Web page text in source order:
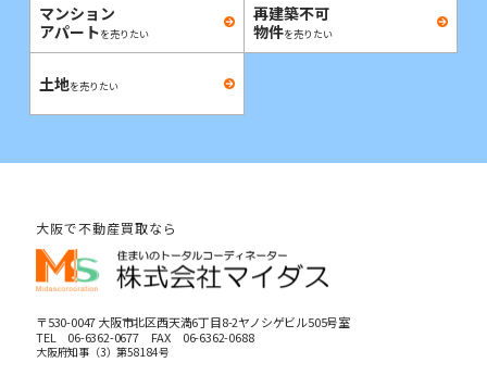
マンション
アパートを売りたい
再建築不可
物件を売りたい
土地を売りたい
大阪で不動産買取なら
〒530-0047 大阪市北区西天満6丁目8-2ヤノシゲビル505号室
TEL 06-6362-0677FAX 06-6362-0688
大阪府知事（3）第58184号